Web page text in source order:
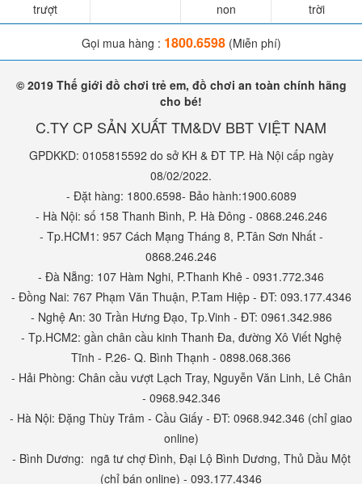
trượt
non
trời
Gọi mua hàng : 1800.6598(Miễn phí)
© 2019 Thế giới đồ chơi trẻ em, đồ chơi an toàn chính hãng
cho bé!
C.TY CP SẢN XUẤT TM&DV BBT VIỆT NAM
GPDKKD: 0105815592 do sở KH & ĐT TP. Hà Nội cấp ngày
08/02/2022.
- Đặt hàng: 1800.6598- Bảo hành:1900.6089
- Hà Nội: số 158 Thanh Bình, P. Hà Đông - 0868.246.246
- Tp.HCM1: 957 Cách Mạng Tháng 8, P.Tân Sơn Nhất -
0868.246.246
- Đà Nẵng: 107 Hàm Nghi, P.Thanh Khê - 0931.772.346
- Đồng Nai: 767 Phạm Văn Thuận, P.Tam Hiệp - ĐT: 093.177.4346
- Nghệ An: 30 Trần Hưng Đạo, Tp.Vinh - ĐT: 0961.342.986
- Tp.HCM2: gần chân cầu kinh Thanh Đa, đường Xô Viết Nghệ
Tĩnh - P.26- Q. Bình Thạnh - 0898.068.366
- Hải Phòng: Chân cầu vượt Lạch Tray, Nguyễn Văn Linh, Lê Chân
- 0968.942.346
- Hà Nội: Đặng Thùy Trâm - Cầu Giấy - ĐT: 0968.942.346 (chỉ giao
online)
- Bình Dương: ngã tư chợ Đình, Đại Lộ Bình Dương, Thủ Dầu Một
(chỉ bán online) - 093.177.4346